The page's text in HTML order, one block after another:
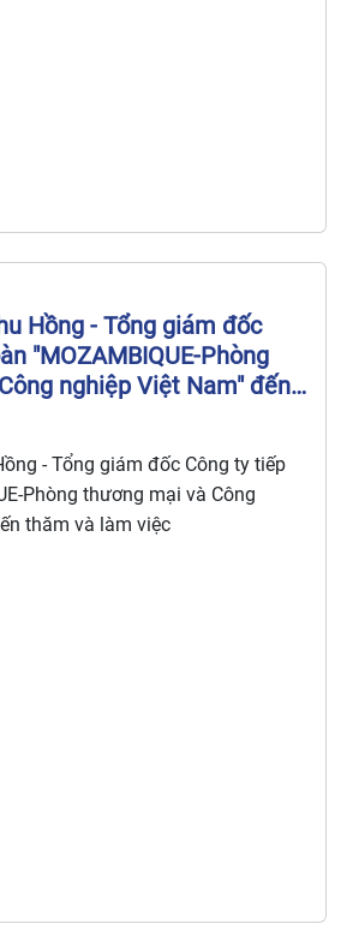
Hồng - Tổng giám đốc
"MOZAMBIQUE-Phòng
nghiệp Việt Nam" đến
- Tổng giám đốc Công ty tiếp
Phòng thương mại và Công
thăm và làm việc